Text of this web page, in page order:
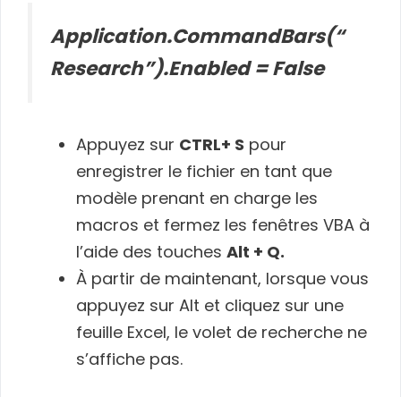
Application.CommandBars(“
Research”).Enabled = False
Appuyez sur CTRL+ S pour
enregistrer le fichier en tant que
modèle prenant en charge les
macros et fermez les fenêtres VBA à
l’aide des touches Alt + Q.
À partir de maintenant, lorsque vous
appuyez sur Alt et cliquez sur une
feuille Excel, le volet de recherche ne
s’affiche pas.